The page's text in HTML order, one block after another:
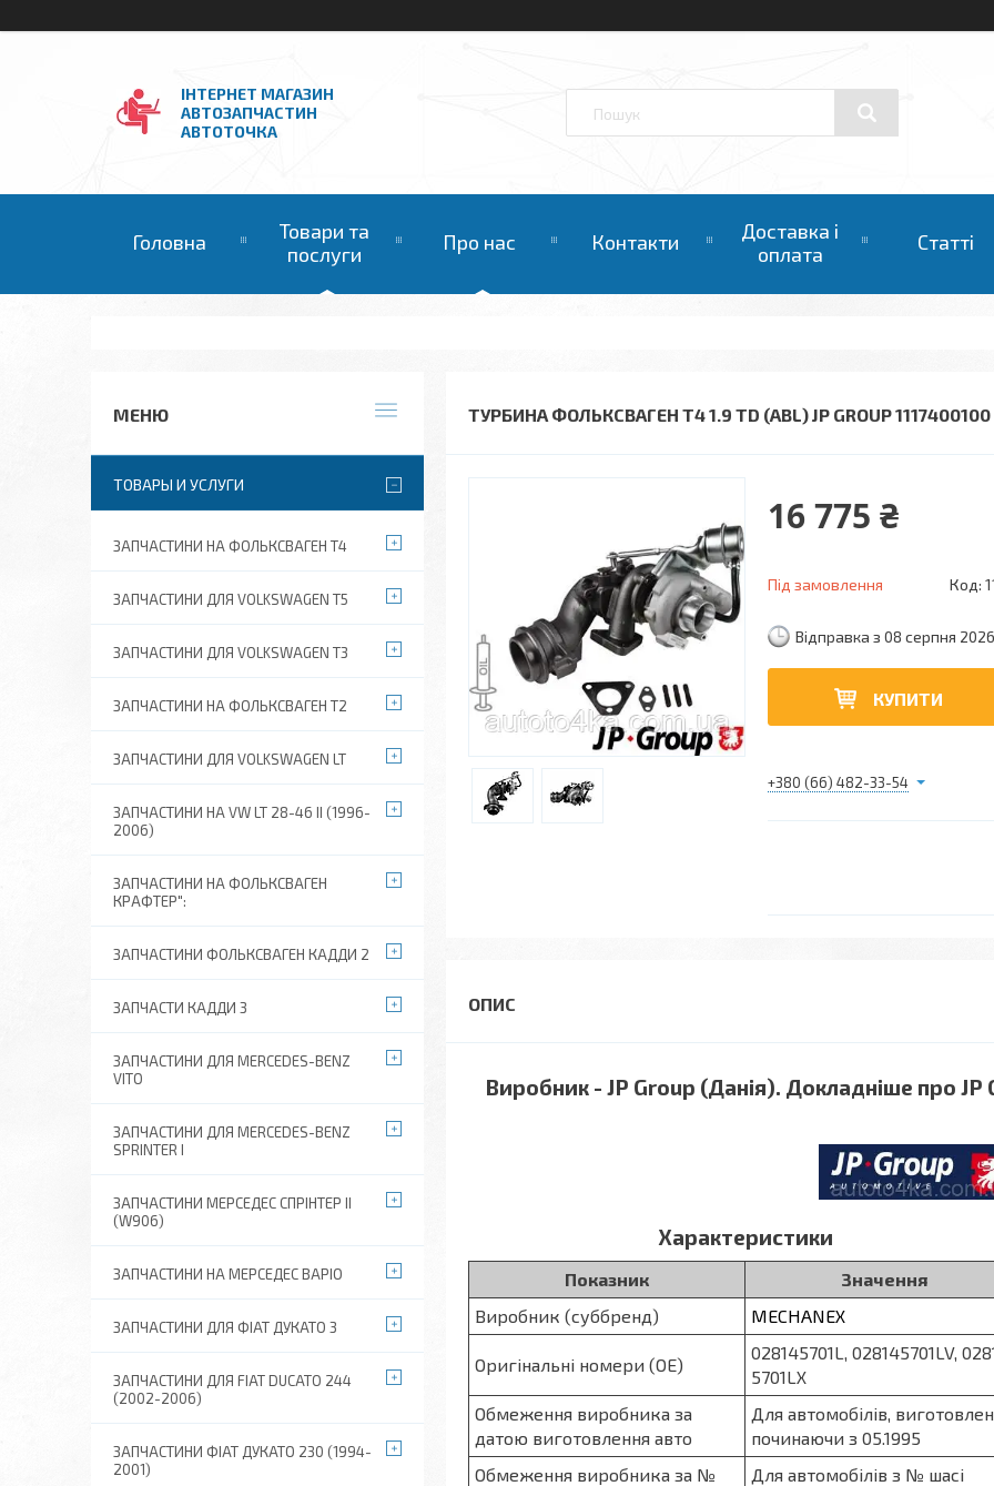
ІНТЕРНЕТ МАГАЗИН
АВТОЗАПЧАСТИН
АВТОТОЧКА
Головна
Товари та
послуги
Про нас Контакти
Доставка і
оплата
Статті
ТУРБИНА ФОЛЬКСВАГЕН Т4 1.9 TD (ABL) JP GROUP 1117400100
16 775 ₴
Під замовлення Код:
Відправка з 08 серпня 2026
КУПИТИ
+380 (66) 482-33-54
Виробник - JP Group (Данія). Докладніше про JP
Характеристики
Показник
Значення
Виробник (суббренд)
MECHANEX
Оригінальні номери (OE)
028145701L, 028145701LV,
5701LX
Обмеження виробника за
датою виготовлення авто
Для автомобілів,
починаючи з 05.1995
Обмеження виробника за №
Для автомобілів з № шасі
ТОВАРЫ И УСЛУГИ
ЗАПЧАСТИНИ НА ФОЛЬКСВАГЕН Т4
ЗАПЧАСТИНИ ДЛЯ VOLKSWAGEN T5
ЗАПЧАСТИНИ ДЛЯ VOLKSWAGEN T3
ЗАПЧАСТИНИ НА ФОЛЬКСВАГЕН Т2
ЗАПЧАСТИНИ ДЛЯ VOLKSWAGEN LT
ЗАПЧАСТИНИ НА VW LT 28-46 II (1996-
2006)
ЗАПЧАСТИНИ НА ФОЛЬКСВАГЕН
КРАФТЕР":
ЗАПЧАСТИНИ ФОЛЬКСВАГЕН КАДДИ 2
ЗАПЧАСТИ КАДДИ 3
ЗАПЧАСТИНИ ДЛЯ MERCEDES-BENZ
VITO
ЗАПЧАСТИНИ ДЛЯ MERCEDES-BENZ
SPRINTER I
ЗАПЧАСТИНИ МЕРСЕДЕС СПРІНТЕР II
(W906)
ЗАПЧАСТИНИ НА МЕРСЕДЕС ВАРІО
ЗАПЧАСТИНИ ДЛЯ ФІАТ ДУКАТО 3
ЗАПЧАСТИНИ ДЛЯ FIAT DUCATO 244
(2002-2006)
ЗАПЧАСТИНИ ФІАТ ДУКАТО 230 (1994-
2001)